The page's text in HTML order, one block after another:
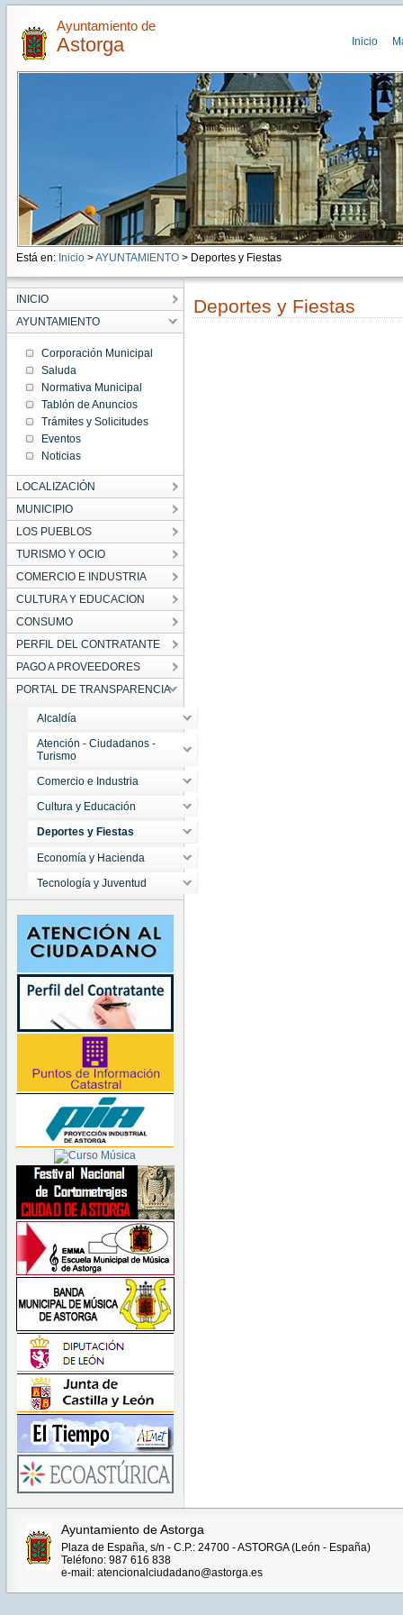
Ayuntamiento de
Astorga Inicio
Está en: Inicio >AYUNTAMIENTO> Deportes y Fiestas
INICIO
AYUNTAMIENTO
Corporación Municipal
Saluda
Normativa Municipal
Tablón de Anuncios
Trámites y Solicitudes
Eventos
Noticias
LOCALIZACIÓN
MUNICIPIO
LOS PUEBLOS
TURISMO Y OCIO
COMERCIO E INDUSTRIA
CULTURA Y EDUCACION
CONSUMO
PERFIL DEL CONTRATANTE
PAGO A PROVEEDORES
PORTAL DE TRANSPARENCIA
Alcaldía
Atención - Ciudadanos -
Turismo
Comercio e Industria
Cultura y Educación
Deportes y Fiestas
Economía y Hacienda
Tecnología y Juventud
Deportes y Fiestas
Ayuntamiento de Astorga
Plaza de España, s/n - C.P.: 24700 - ASTORGA (León - España)
Teléfono: 987 616 838
e-mail: atencionalciudadano@astorga.es